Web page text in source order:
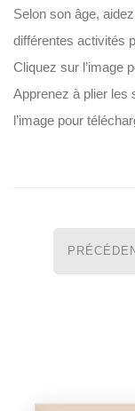
Selon son âge,
différentes activités
Cliquez sur l’image
Apprenez à plier les
l’image pour
Navigation
des